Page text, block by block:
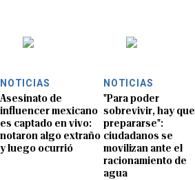
NOTICIAS
Asesinato de
influencer mexicano
es captado en vivo:
notaron algo extraño
y luego ocurrió
NOTICIAS
"Para poder
sobrevivir, hay que
prepararse":
ciudadanos se
movilizan ante el
racionamiento de
agua